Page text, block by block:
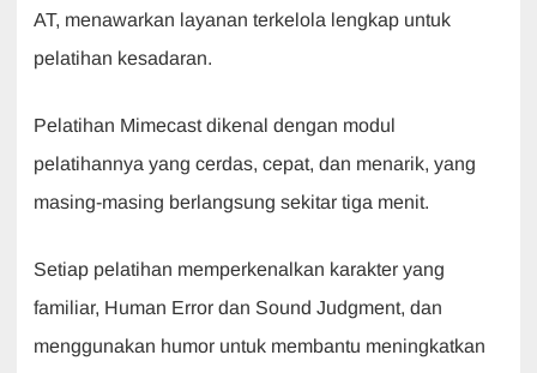
AT, menawarkan layanan terkelola lengkap untuk
pelatihan kesadaran.
Pelatihan Mimecast dikenal dengan modul
pelatihannya yang cerdas, cepat, dan menarik, yang
masing-masing berlangsung sekitar tiga menit.
Setiap pelatihan memperkenalkan karakter yang
familiar, Human Error dan Sound Judgment, dan
menggunakan humor untuk membantu meningkatkan